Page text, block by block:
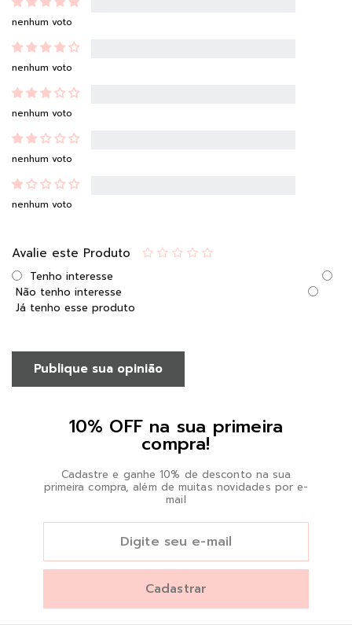
nenhum voto
nenhum voto
nenhum voto
nenhum voto
nenhum voto
Avalie este Produto
Tenho interesse
Não tenho interesse
Já tenho esse produto
Publique sua opinião
10% OFF na sua primeira
compra!
Cadastre e ganhe 10% de desconto na sua
primeira compra, além de muitas novidades por e-
mail